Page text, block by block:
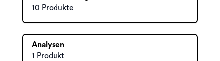
10 Produkte
Analysen
1 Produkt